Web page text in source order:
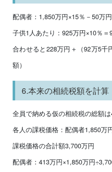
配偶者：1,850万円×15％－50万
子供1人あたり：925万円×10％＝
合わせると228万円＋（92万5千
額）
6.本来の相続税額を計算
全員で納める仮の相続税の総額
各人の課税価格：配偶者1,850万
課税価格の合計額3,700万円
配偶者：413万円×1,850万円